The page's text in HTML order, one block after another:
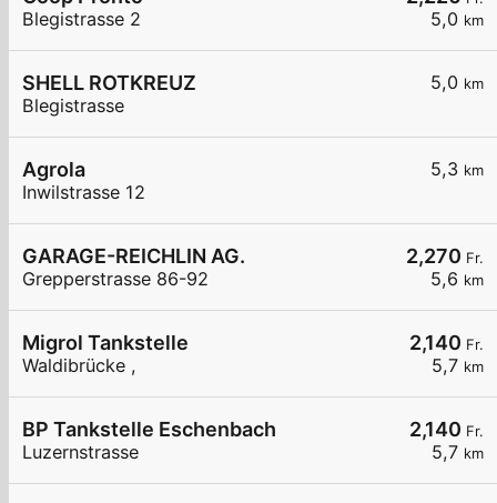
5,0 km
Blegistrasse 2
5,0 km
SHELL ROTKREUZ
Blegistrasse
5,3 km
Agrola
Inwilstrasse 12
2,270 Fr.
5,6 km
GARAGE-REICHLIN AG.
Grepperstrasse 86-92
2,140 Fr.
5,7 km
Migrol Tankstelle
Waldibrücke ,
2,140 Fr.
5,7 km
BP Tankstelle Eschenbach
Luzernstrasse